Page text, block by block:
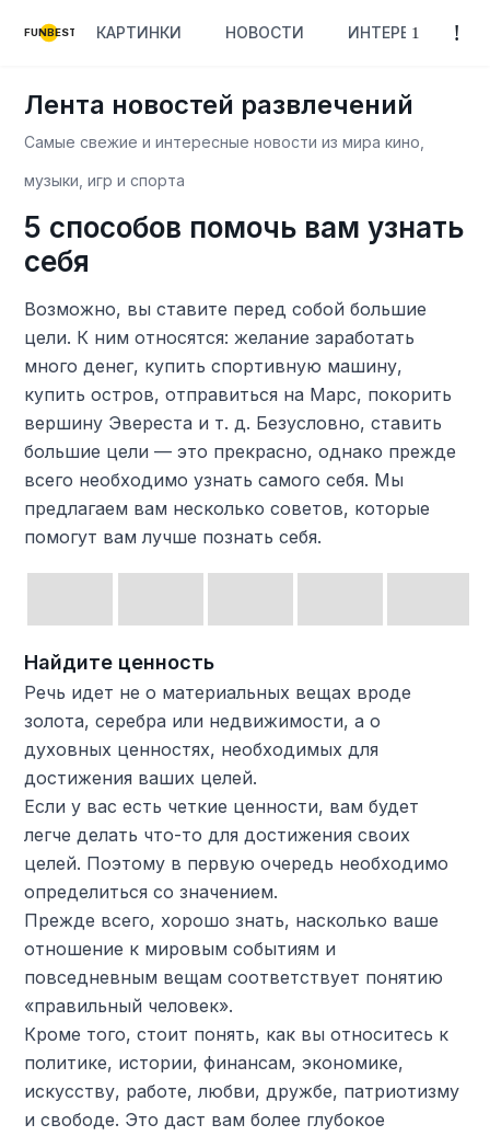
FUNBEST КАРТИНКИ НОВОСТИ ИНТЕРЕСНОЕ
Лента новостей развлечений
Самые свежие и интересные новости из мира кино,
музыки, игр и спорта
5 способов помочь вам узнать
себя
Возможно, вы ставите перед собой большие
цели. К ним относятся: желание заработать
много денег, купить спортивную машину,
купить остров, отправиться на Марс, покорить
вершину Эвереста и т. д. Безусловно, ставить
большие цели — это прекрасно, однако прежде
всего необходимо узнать самого себя. Мы
предлагаем вам несколько советов, которые
помогут вам лучше познать себя.
Найдите ценность
Речь идет не о материальных вещах вроде
золота, серебра или недвижимости, а о
духовных ценностях, необходимых для
достижения ваших целей.
Если у вас есть четкие ценности, вам будет
легче делать что-то для достижения своих
целей. Поэтому в первую очередь необходимо
определиться со значением.
Прежде всего, хорошо знать, насколько ваше
отношение к мировым событиям и
повседневным вещам соответствует понятию
«правильный человек».
Кроме того, стоит понять, как вы относитесь к
политике, истории, финансам, экономике,
искусству, работе, любви, дружбе, патриотизму
и свободе. Это даст вам более глубокое